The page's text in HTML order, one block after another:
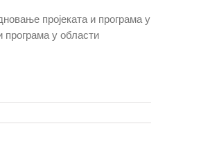
пројеката и програма у
програма у области